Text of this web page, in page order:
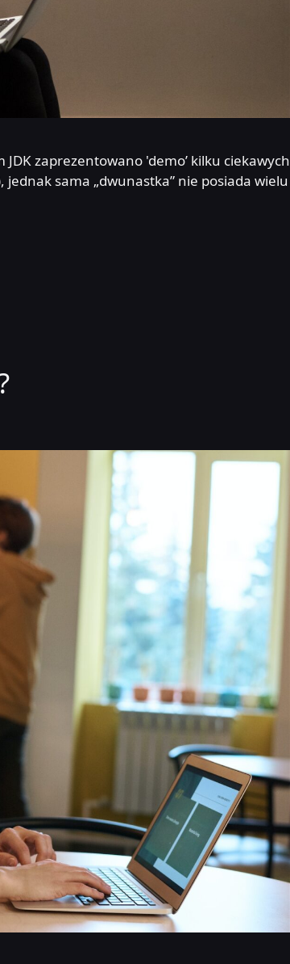
zaprezentowano 'demo’ kilku ciekawych
sama „dwunastka” nie posiada wielu